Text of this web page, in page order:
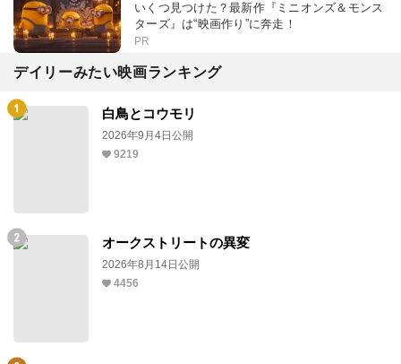
いくつ見つけた？最新作『ミニオンズ＆モンス
ターズ』は“映画作り”に奔走！
PR
デイリーみたい映画ランキング
白鳥とコウモリ
2026年9月4日公開
9219
オークストリートの異変
2026年8月14日公開
4456